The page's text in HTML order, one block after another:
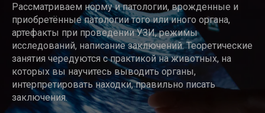
Рассматриваем норму и патологии, врожденные и
приобретённые патологии того или иного органа,
артефакты при проведении УЗИ, режимы
исследований, написание заключений. Теоретические
занятия чередуются с практикой на животных, на
которых вы научитесь выводить органы,
интерпретировать находки, правильно писать
заключения.